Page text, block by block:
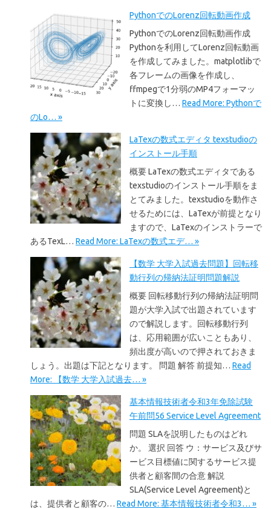
PythonでのLorenz回転動画作成
PythonでのLorenz回転動画作成
Pythonを利用してLorenz回転動画
を作成してみました。matplotlibで
各フレームの画像を作成し、
ffmpegで1分弱のMP4フォーマッ
トに変換し… Read More: Pythonで
のLo… »
LaTexの数式エディタ texstudioの
インストール手順
概要 LaTexの数式エディタである
texstudioのインストール手順をま
とてみました。texstudioを動作さ
せるためには、LaTexが前提となり
ますので、LaTexのインストラーで
あるTexL… Read More: LaTexの数式エデ… »
【数学 大学入試過去問題】回転移
動行列の帰納法証明問題解説
概要 回転移動行列の帰納法証明問
題が大学入試で出題されています
ので解説します。回転移動行列
は、応用範囲が広いこともあり、
頻出度が高いので押されておきま
しょう。出題は下記となります。 問題 解答 前提知… Read
More: 【数学 大学入試過去… »
基本情報技術者令和3年免除試験
午前問56 Service Level Agreement
問題 SLAを説明したものはどれ
か。 選択 回答 ウ：サービス及びサ
ービス目標値に関するサービス提
供者と顧客間の合意 解説
SLA(Service Level Agreement)と
は、提供者と顧客の… Read More: 基本情報技術者令和3… »